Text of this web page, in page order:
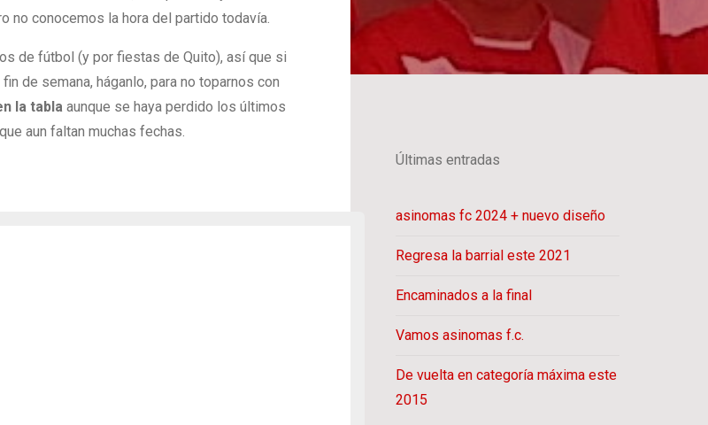
no conocemos la hora del partido todavía.
de fútbol (y por fiestas de Quito), así que si
de semana, háganlo, para no toparnos con
la tabla aunque se haya perdido los últimos
aun faltan muchas fechas.
Últimas entradas
asinomas fc 2024 + nuevo diseño
Regresa la barrial este 2021
Encaminados a la final
Vamos asinomas f.c.
De vuelta en categoría máxima este
2015